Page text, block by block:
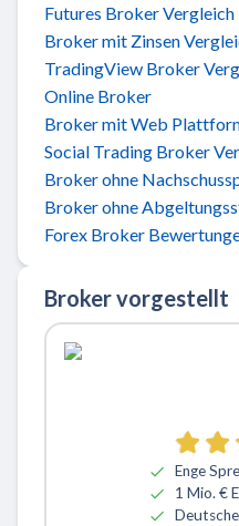
Futures Broker Vergleich
Broker mit Zinsen
TradingView Broker
Online Broker
Broker mit Web
Social Trading Broker
Broker ohne
Broker ohne
Forex Broker
Broker vorgestellt
Enge
1 Mio. €